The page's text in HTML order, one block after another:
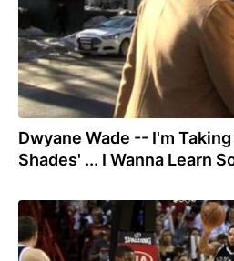
Dwyane Wade -- I'm
Shades' ... I Wanna Learn
05.01.2015